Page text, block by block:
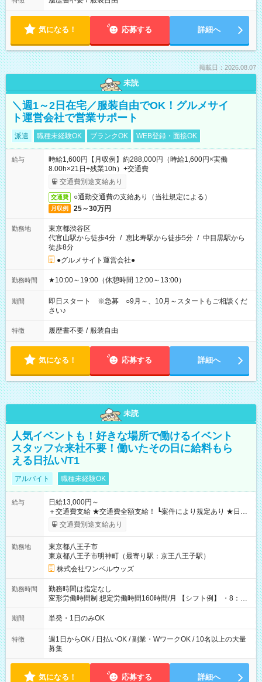
気になる！ 応募する 詳細へ
掲載日：2026.08.07
未読
＼週1～2日在宅／服装自由でOK！グルメサイ
ト運営会社で営業サポート
派遣 職種未経験OK ブランクOK WEB登録・面接OK
給与
時給1,600円【月収例】約288,000円（時給1,600円×実働
8.00h×21日+残業10h）+交通費
交通費別途支給あり
交通費 ○通勤交通費の支給あり（当社規定による）
月収例 25～30万円
勤務地
東京都渋谷区
代官山駅から徒歩4分 / 恵比寿駅から徒歩5分 / 中目黒駅から
徒歩8分
●グルメサイト運営会社●
勤務時間 ★10:00～19:00（休憩時間 12:00～13:00）
期間
即日スタート ※急募 ○9月～、10月～スタートもご相談くだ
さい♪
特徴 履歴書不要 / 服装自由
気になる！ 応募する 詳細へ
未読
人気イベントも！好きな場所で働けるイベント
スタッフ☆来社不要！働いたその日に給料もら
える日払い/T1
アルバイト 職種未経験OK
給与
日給13,000円～
＋交通費支給 ★交通費全額支給！ ┗案件により規定あり ★日払
いOK！（規定あり） ┗働いたその日に現金GET♪ お仕事後はコ
ンビニATMから 日払い分を引き落とせます！ 【試用期間】試
交通費別途支給あり
勤務地
東京都八王子市
東京都八王子市明神町（最寄り駅：京王八王子駅）
株式会社ワンベルウッズ
勤務時間
勤務時間は指定なし
変形労働時間制 想定労働時間160時間/月 【シフト例】 ・8：00
～21：00
期間 単発・1日のみOK
特徴
週1日からOK / 日払いOK / 副業・WワークOK / 10名以上の大量
募集
気になる！ 応募する 詳細へ